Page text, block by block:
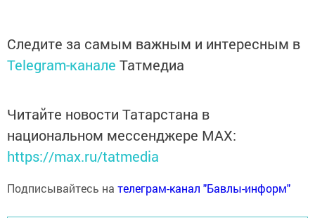
Следите за самым важным и интересным в
Telegram-канале Татмедиа
Читайте новости Татарстана в
национальном мессенджере MАХ:
https://max.ru/tatmedia
Подписывайтесь на телеграм-канал "Бавлы-информ"